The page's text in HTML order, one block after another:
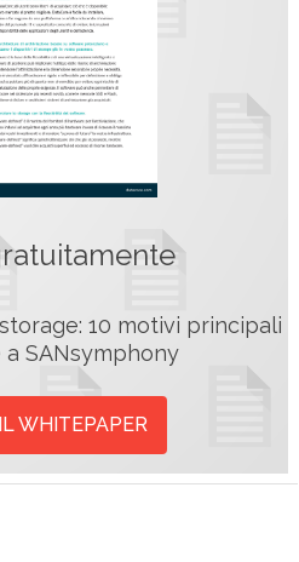
10 motivi principali
SANsymphony
WHITEPAPER